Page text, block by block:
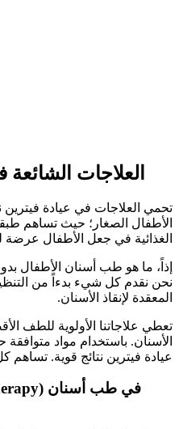
العلاجات
تحمي العلاجات في عيادة
الأطفال الصغار؛ حيث تساهم
الغذائية في جعل الأطفال
إذاً، ما هو طب أسنان الأطفال
نحن نقدم كل شيء بدءاً من
المعقدة لإنقاذ الأسنان.
تعطي علاجاتنا الأولوية للطف
الأسنان. باستخدام مواد متوافقة
عيادة فيترين نتائج قوية.